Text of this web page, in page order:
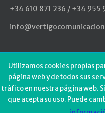
+34 610 871 236 / +34 955
Últimos
Could not authenticate
Utilizamos cookies propias
página web y de todos sus
tráfico en nuestra página web.
que acepta su uso. Puede